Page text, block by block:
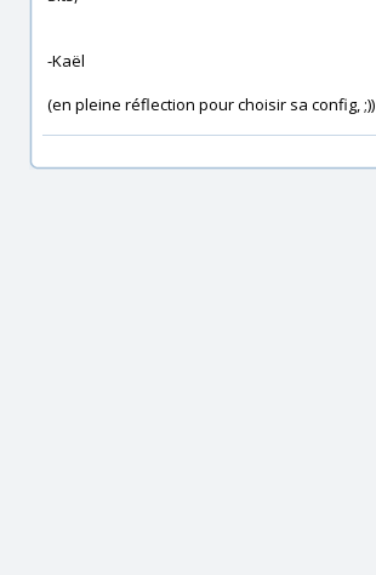
-Kaël
(en pleine réflection pour choisir sa config, ;))